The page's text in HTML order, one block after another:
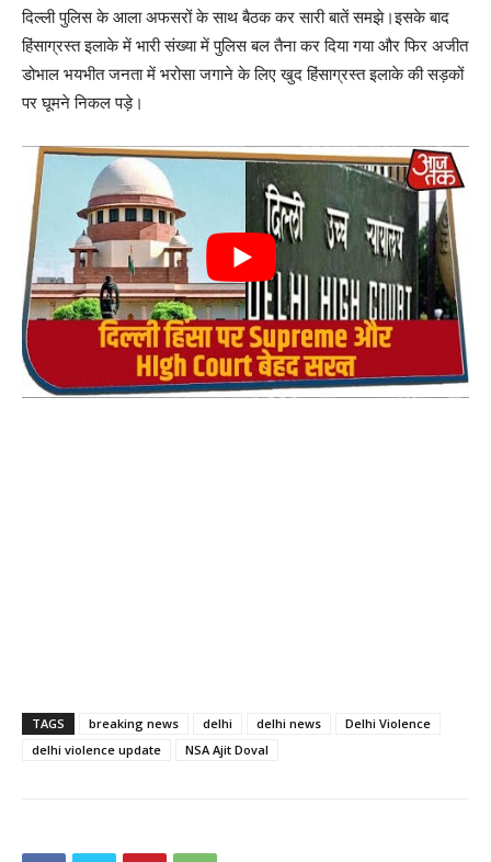
दिल्ली पुलिस के आला अफसरों के साथ बैठक कर सारी बातें समझे।इसके बाद
हिंसाग्रस्त इलाके में भारी संख्या में पुलिस बल तैना कर दिया गया और फिर अजीत
डोभाल भयभीत जनता में भरोसा जगाने के लिए खुद हिंसाग्रस्त इलाके की सड़कों
पर घूमने निकल पड़े।
TAGS breaking news delhi delhi news
Delhi Violence
delhi violence update
NSA Ajit Doval